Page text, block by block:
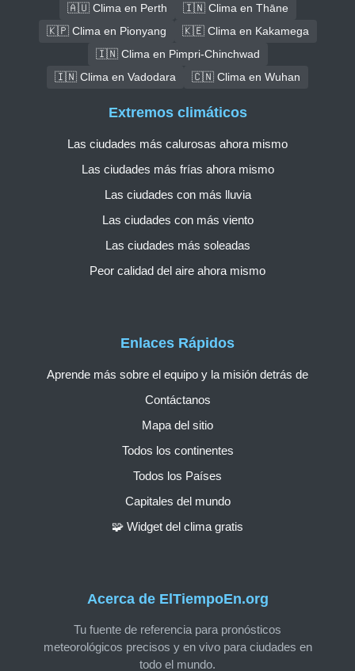
🇦🇺 Clima en Perth
🇮🇳 Clima en Thāne
🇰🇵 Clima en Pionyang
🇰🇪 Clima en Kakamega
🇮🇳 Clima en Pimpri-Chinchwad
🇮🇳 Clima en Vadodara
🇨🇳 Clima en Wuhan
Acerca de ElTiempoEn.org
Tu fuente de referencia para pronósticos
meteorológicos precisos y en vivo para ciudades en
todo el mundo.
Enlaces Rápidos
Aprende más sobre el equipo y la misión detrás de
Contáctanos
Mapa del sitio
Todos los continentes
Todos los Países
Capitales del mundo
🧩 Widget del clima gratis
Extremos climáticos
Las ciudades más calurosas ahora mismo
Las ciudades más frías ahora mismo
Las ciudades con más lluvia
Las ciudades con más viento
Las ciudades más soleadas
Peor calidad del aire ahora mismo